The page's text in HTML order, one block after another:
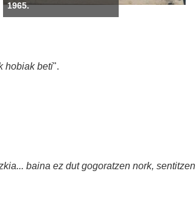
1965.
hobiak beti".
baina ez dut gogoratzen nork, sentitzen